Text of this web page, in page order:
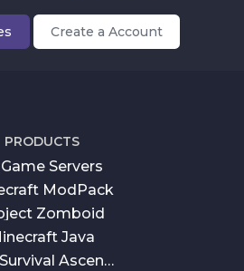
Create a Account
PRODUCTS
Servers
ModPack
Zomboid
Java
ARK: Survival Ascended